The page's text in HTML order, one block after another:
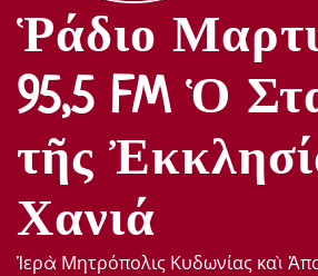
Ῥάδιο
95,5 FM Ὁ
τῆς
Χανιά
Ἱερὰ Μητρόπολις Κυδωνίας καὶ